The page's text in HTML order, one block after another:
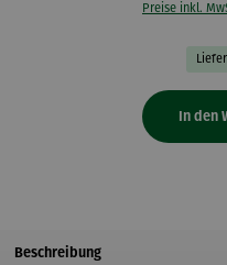
Preise inkl.
In den
Beschreibung